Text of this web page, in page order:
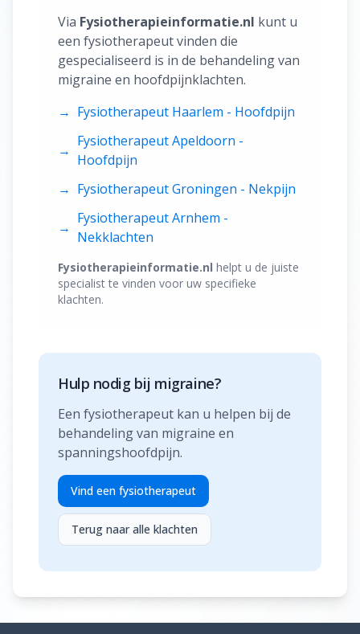
Via Fysiotherapieinformatie.nl kunt u
een fysiotherapeut vinden die
gespecialiseerd is in de behandeling van
migraine en hoofdpijnklachten.
→ Fysiotherapeut Haarlem - Hoofdpijn
→
Fysiotherapeut Apeldoorn -
Hoofdpijn
→ Fysiotherapeut Groningen - Nekpijn
→
Fysiotherapeut Arnhem -
Nekklachten
Fysiotherapieinformatie.nl helpt u de juiste
specialist te vinden voor uw specifieke
klachten.
Hulp nodig bij migraine?
Een fysiotherapeut kan u helpen bij de
behandeling van migraine en
spanningshoofdpijn.
Vind een fysiotherapeut
Terug naar alle klachten